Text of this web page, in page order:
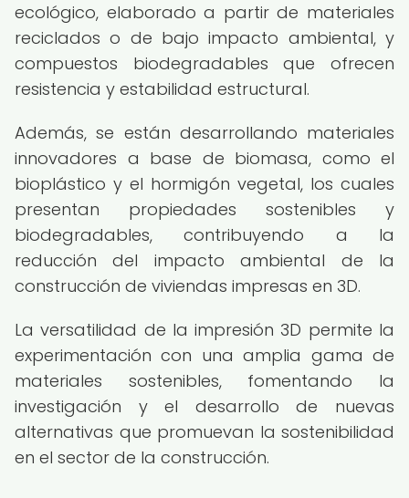
ecológico, elaborado a partir de materiales
reciclados o de bajo impacto ambiental, y
compuestos biodegradables que ofrecen
resistencia y estabilidad estructural.
Además, se están desarrollando materiales
innovadores a base de biomasa, como el
bioplástico y el hormigón vegetal, los cuales
presentan propiedades sostenibles y
biodegradables, contribuyendo a la
reducción del impacto ambiental de la
construcción de viviendas impresas en 3D.
La versatilidad de la impresión 3D permite la
experimentación con una amplia gama de
materiales sostenibles, fomentando la
investigación y el desarrollo de nuevas
alternativas que promuevan la sostenibilidad
en el sector de la construcción.